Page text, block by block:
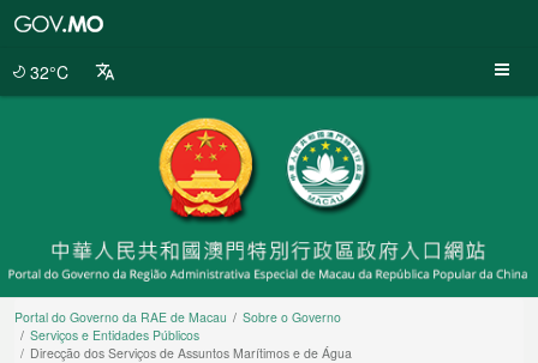
32°C
Portal do Governo da RAE de Macau
Sobre o Governo
Serviços e Entidades Públicos
Direcção dos Serviços de Assuntos Marítimos e de Água